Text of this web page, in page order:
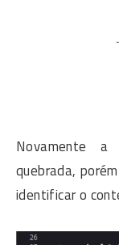
Novamente a
quebrada,
identificar o